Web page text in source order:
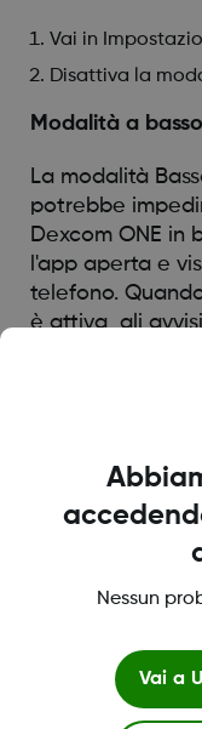
Vai in
Disattiva la
Modalità a
La modalità
potrebbe
Dexcom ONE in
l'app aperta e
telefono.
è attiva, gli
Disattiva la
consentire
Nessun
Vai a